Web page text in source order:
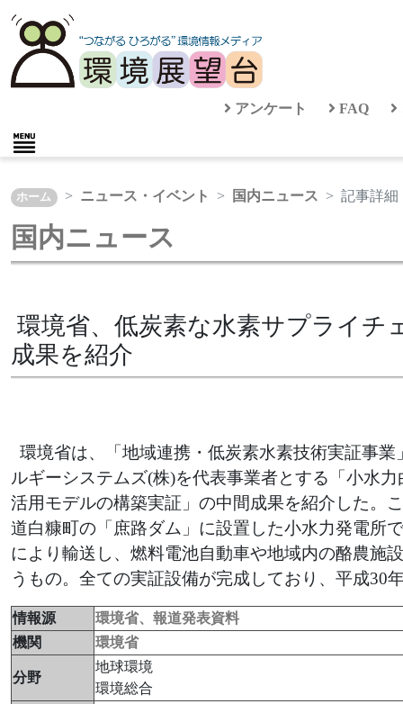
アンケート FAQ
ホーム ニュース・イベント 国内ニュース 記事詳細
国内ニュース
環境省、低炭素な水素サプライチ
成果を紹介
環境省は、「地域連携・低炭素水素技術実証事
ルギーシステムズ(株)を代表事業者とする「小水
活用モデルの構築実証」の中間成果を紹介した。
道白糠町の「庶路ダム」に設置した小水力発電所
により輸送し、燃料電池自動車や地域内の酪農施
うもの。全ての実証設備が完成しており、平成30
情報源
環境省、報道発表資料
機関
環境省
分野
地球環境
環境総合